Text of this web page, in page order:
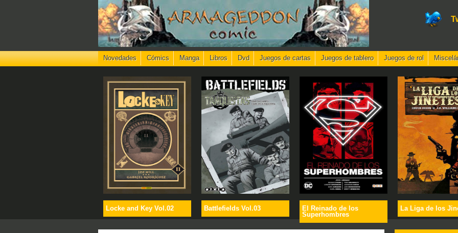
Novedades Cómics Manga Libros Dvd Juegos de cartas Juegos de tablero Juegos de rol
Locke and Key Vol.02 Battlefields Vol.03
El Reinado de los
Superhombres
La Liga de los